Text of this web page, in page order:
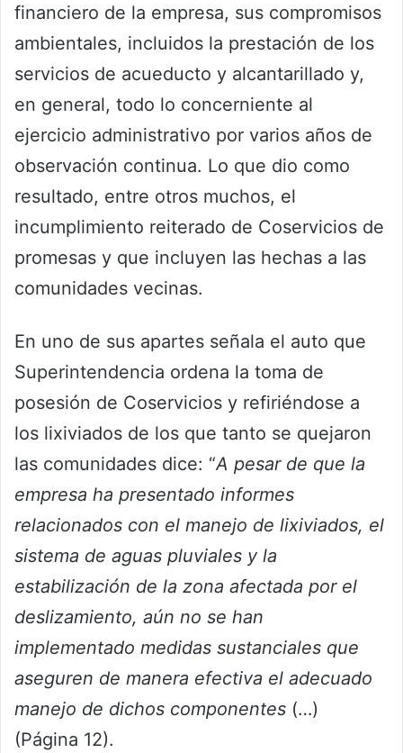
financiero de la empresa, sus compromisos
ambientales, incluidos la prestación de los
servicios de acueducto y alcantarillado y,
en general, todo lo concerniente al
ejercicio administrativo por varios años de
observación continua. Lo que dio como
resultado, entre otros muchos, el
incumplimiento reiterado de Coservicios de
promesas y que incluyen las hechas a las
comunidades vecinas.
En uno de sus apartes señala el auto que
Superintendencia ordena la toma de
posesión de Coservicios y refiriéndose a
los lixiviados de los que tanto se quejaron
las comunidades dice: “A pesar de que la
empresa ha presentado informes
relacionados con el manejo de lixiviados, el
sistema de aguas pluviales y la
estabilización de la zona afectada por el
deslizamiento, aún no se han
implementado medidas sustanciales que
aseguren de manera efectiva el adecuado
manejo de dichos componentes (…)
(Página 12).